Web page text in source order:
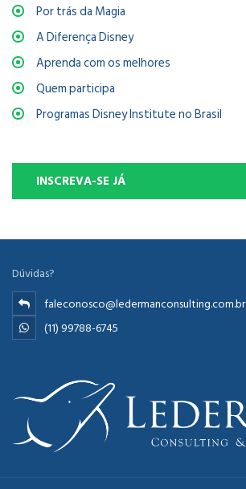
Por trás da Magia
A Diferença Disney
Aprenda com os melhores
Quem participa
Programas Disney Institute no Brasil
INSCREVA-SE JÁ
Dúvidas?
faleconosco@ledermanconsulting.com.br
(11) 99788-6745